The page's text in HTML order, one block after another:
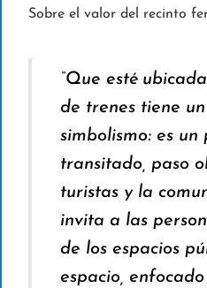
Sobre el valor del recinto
“Que esté
de trenes tiene
simbolismo: es un
transitado, paso
turistas y la
invita a las
de los espacios
espacio,